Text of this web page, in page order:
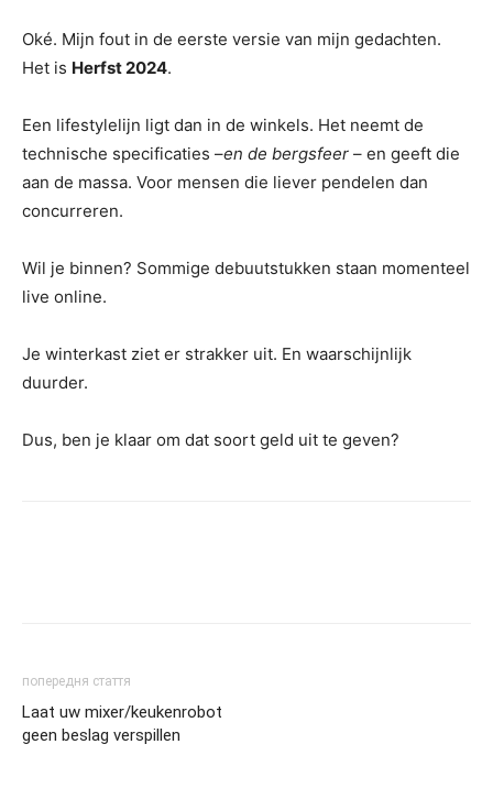
Oké. Mijn fout in de eerste versie van mijn gedachten.
Het is Herfst 2024.
Een lifestylelijn ligt dan in de winkels. Het neemt de
technische specificaties –en de bergsfeer – en geeft die
aan de massa. Voor mensen die liever pendelen dan
concurreren.
Wil je binnen? Sommige debuutstukken staan ​​momenteel
live online.
Je winterkast ziet er strakker uit. En waarschijnlijk
duurder.
Dus, ben je klaar om dat soort geld uit te geven?
попередня стаття
Laat uw mixer/keukenrobot
geen beslag verspillen